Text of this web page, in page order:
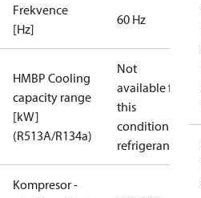
Frekvence
[Hz]
60 Hz
HMBP Cooling
capacity range
[kW]
(R513A/R134a)
Not
available for
this
condition /
refrigerant
Kompresor -